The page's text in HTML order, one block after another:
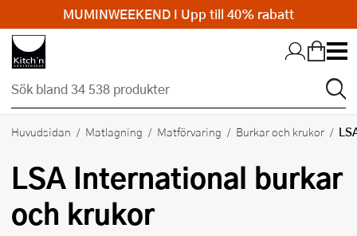
Hopp till huvudinnehållet
Huvudsidan Matlagning Matförvaring Burkar och krukor
LSA International burkar
och krukor
MUMINWEEKEND I Upp till 40% rabatt